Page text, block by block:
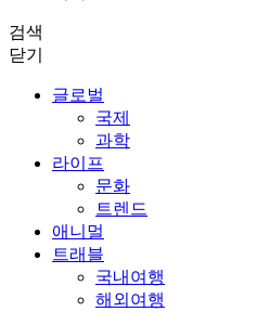
검색
닫기
글로벌
국제
과학
라이프
문화
트렌드
애니멀
트래블
국내여행
해외여행